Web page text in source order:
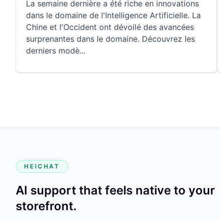
La semaine dernière a été riche en innovations
dans le domaine de l'Intelligence Artificielle. La
Chine et l'Occident ont dévoilé des avancées
surprenantes dans le domaine. Découvrez les
derniers modè...
HEICHAT
AI support that feels native to your
storefront.